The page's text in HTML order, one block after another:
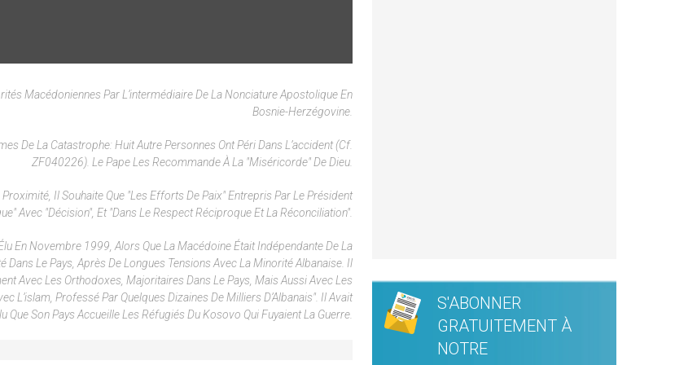
Macédoniennes Par L’intermédiaire De La Nonciature Apostolique En
Bosnie-Herzégovine.
De La Catastrophe: Huit Autre Personnes Ont Péri Dans L’accident (cf.
ZF040226). Le Pape Les Recommande À La "miséricorde" De Dieu.
Il Souhaite Que "les Efforts De Paix" Entrepris Par Le Président
Avec "décision", Et "dans Le Respect Réciproque Et La Réconciliation".
En Novembre 1999, Alors Que La Macédoine Était Indépendante De La
Le Pays, Après De Longues Tensions Avec La Minorité Albanaise. Il
Avec Les Orthodoxes, Majoritaires Dans Le Pays, Mais Aussi Avec Les
L’islam, Professé Par Quelques Dizaines De Milliers D’Albanais". Il Avait
Que Son Pays Accueille Les Réfugiés Du Kosovo Qui Fuyaient La Guerre.
S'ABONNER
GRATUITEMENT À
NOTRE